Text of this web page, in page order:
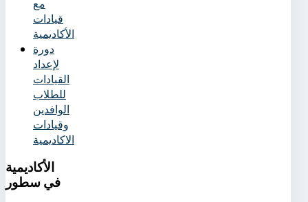
مع
قيادات
الأكاديمية
دورة
لإعداد
القيادات
للطلاب
الوافدين
وقيادات
الاكاديمية
الأكاديمية
في سطور